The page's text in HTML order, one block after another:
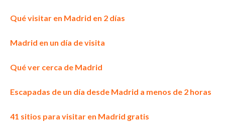
Qué visitar en Madrid en 2 días
Madrid en un día de visita
Qué ver cerca de Madrid
Escapadas de un día desde Madrid a menos de 2 horas
41 sitios para visitar en Madrid gratis